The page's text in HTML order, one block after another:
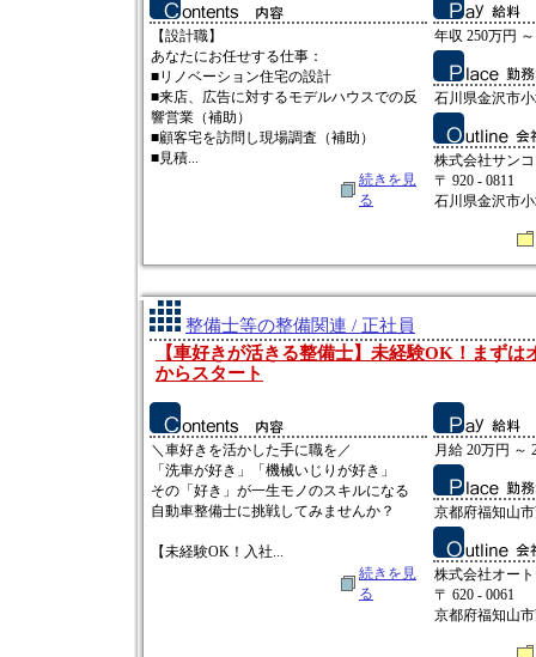
【設計職】
あなたにお任せする仕事：
■リノベーション住宅の設計
■来店、広告に対するモデルハウスでの反
響営業（補助）
■顧客宅を訪問し現場調査（補助）
■見積...
続きを見
る
年収 250万円
石川県金沢市
株式会社サン
〒 920 - 0811
石川県金沢市
整備士等の整備関連 / 正社員
【車好きが活きる整備士】未経験OK！まずは
からスタート
＼車好きを活かした手に職を／
「洗車が好き」「機械いじりが好き」
その「好き」が一生モノのスキルになる
自動車整備士に挑戦してみませんか？
【未経験OK！入社...
続きを見
る
月給 20万円 ～
京都府福知山
株式会社オー
〒 620 - 0061
京都府福知山